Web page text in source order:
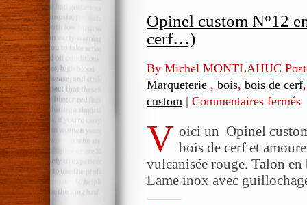
Opinel custom N°12
cerf…)
By Michel MONTLAHUC
Marqueterie , bois, bois de cerf
custom | Commentaires fermés
V oici un Opinel
bois de cerf et
vulcanisée rouge. Talon
Lame inox avec